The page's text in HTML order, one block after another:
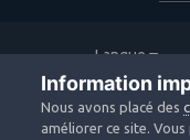
Langue
Information
Nous avons placé des
améliorer ce site.